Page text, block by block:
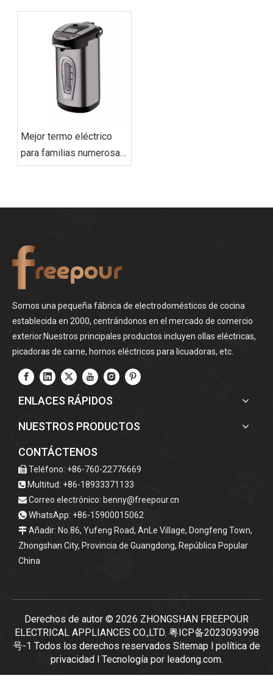
eléctrica? (Beneficios
para almacenar agua
caliente)
¿Qué ahorra más
Mejor termo eléctrico
para familias numerosas
(Guía del comprador de
Somos una pequeña fábrica de electrodomésticos de cocina
establecida en 2000, centrándonos en el mercado de comercio
exterior.Nuestros principales productos incluyen ollas eléctricas,
picadoras de carne, hornos eléctricos para licuadoras, etc.
ENLACES RÁPIDOS
NUESTROS PRODUCTOS
CONTÁCTENOS
 Teléfono: +86-760-22776669
 Multitud: +86-18933371133
 Correo electrónico: benny@freepour.cn
 WhatsApp: +86-15900015062
 Añadir: No.86, Yufeng Road, AnLe Village, Dongfeng Town,
Zhongshan City, Provincia de Guangdong, República Popular
China
Derechos de autor © 2026 ZHONGSHAN FREEPOUR
ELECTRICAL APPLIANCES CO.,LTD. 粤ICP备2023093998
号-1 Todos los derechos reservados Sitemap
política de
privacidad l Tecnología por leadong.com.